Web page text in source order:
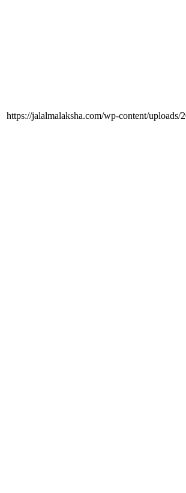
https://jalalmalaksha.com/wp-content/uploads/